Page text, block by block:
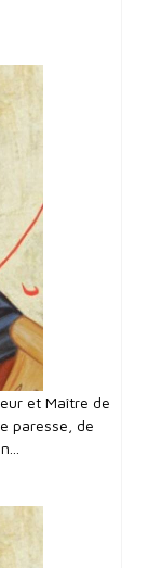
et Maître de
paresse, de